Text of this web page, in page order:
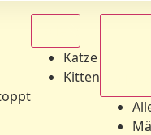
Katze
Kitten